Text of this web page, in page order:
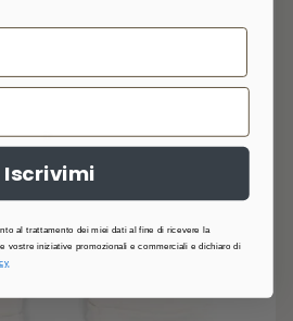
Iscrivimi
al trattamento dei miei dati al fine di ricevere la
vostre iniziative promozionali e commerciali e dichiaro di